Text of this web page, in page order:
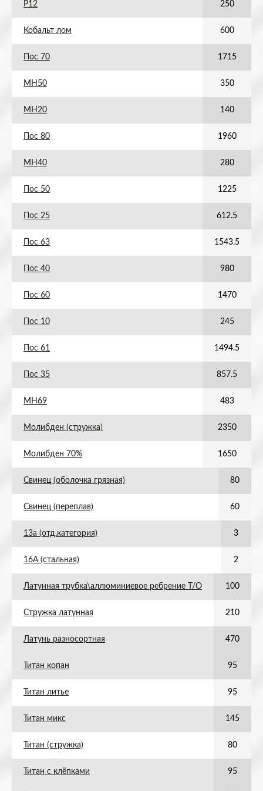
Р12 250
Кобальт лом 600
Пос 70 1715
МН50 350
МН20 140
Пос 80 1960
МН40 280
Пос 50 1225
Пос 25 612.5
Пос 63 1543.5
Пос 40 980
Пос 60 1470
Пос 10 245
Пос 61 1494.5
Пос 35 857.5
МН69 483
Молибден (стружка) 2350
Молибден 70% 1650
Свинец (оболочка грязная) 80
Свинец (переплав) 60
13а (отд.категория) 3
16А (стальная) 2
Латунная трубка\аллюминиевое ребрение Т/О 100
Стружка латунная 210
Латунь разносортная 470
Титан копан 95
Титан литье 95
Титан микс 145
Титан (стружка) 80
Титан с клёпками 95